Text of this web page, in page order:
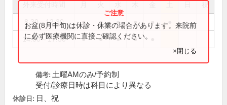
祝
8:30～12:30 ● ● ● ● ●
14:00～17:30 ● ● ● ●
お盆(8月中旬)は休診・休業の場合があります。来院前
に必ず医療機関に直接ご確認ください。
×閉じる
備考: 土曜AMのみ/予約制
受付/診療日時は科目により異なる
休診日: 日、祝